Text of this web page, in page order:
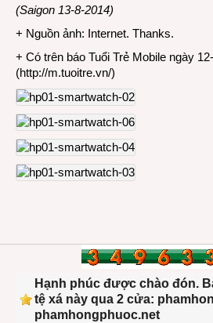
(Saigon 13-8-2014)
+ Nguồn ảnh: Internet. Thanks.
+ Có trên báo Tuổi Trẻ Mobile ngày
(http://m.tuoitre.vn/)
Hạnh phúc được chào đón.
tệ xá này qua 2 cửa:
phamhongphuoc.net